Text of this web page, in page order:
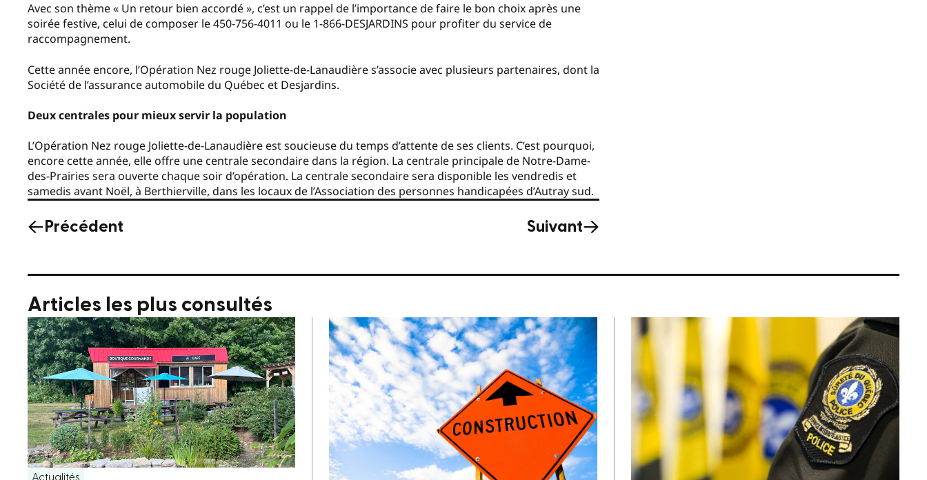
Avec son thème « Un retour bien accordé », c’est un rappel de l’importance de faire le bon choix après une
soirée festive, celui de composer le 450-756-4011 ou le 1-866-DESJARDINS pour profiter du service de
raccompagnement.
Cette année encore, l’Opération Nez rouge Joliette-de-Lanaudière s’associe avec plusieurs partenaires, dont la
Société de l’assurance automobile du Québec et Desjardins.
Deux centrales pour mieux servir la population
L’Opération Nez rouge Joliette-de-Lanaudière est soucieuse du temps d’attente de ses clients. C’est pourquoi,
encore cette année, elle offre une centrale secondaire dans la région. La centrale principale de Notre-Dame-
des-Prairies sera ouverte chaque soir d’opération. La centrale secondaire sera disponible les vendredis et
samedis avant Noël, à Berthierville, dans les locaux de l’Association des personnes handicapées d’Autray sud.
Précédent Suivant
Articles les plus consultés
Actualités